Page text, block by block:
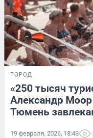
ГОРОД
«250 тысяч
Александр Моор
Тюмень
19 февраля, 2026, 18:43